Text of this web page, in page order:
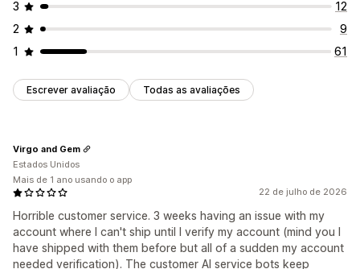
3
12
2
9
1
61
Escrever avaliação Todas as avaliações
22 de julho de 2026
Horrible customer service. 3 weeks having an issue with my
account where I can't ship until I verify my account (mind you I
have shipped with them before but all of a sudden my account
needed verification). The customer AI service bots keep
Virgo and Gem
Estados Unidos
Mais de 1 ano usando o app